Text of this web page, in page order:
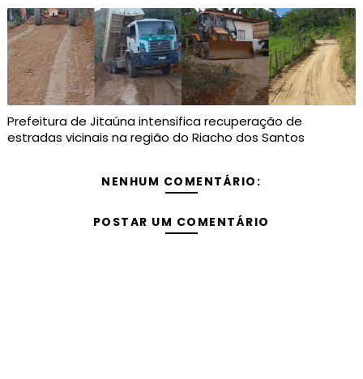
Prefeitura de Jitaúna intensifica recuperação de
estradas vicinais na região do Riacho dos Santos
NENHUM COMENTÁRIO:
POSTAR UM COMENTÁRIO